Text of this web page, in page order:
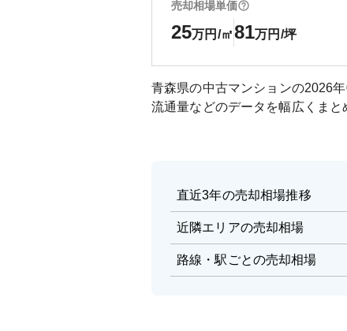
売却相場単価
25万円/㎡81万円/坪
青森県の中古マンションの2026年
流通量などのデータを幅広くまと
直近3年の売却相場推移
近隣エリアの売却相場
路線・駅ごとの売却相場